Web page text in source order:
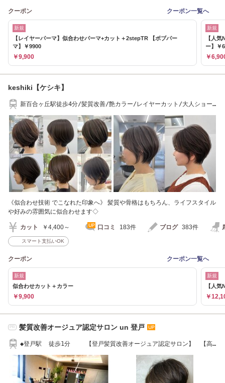
クーポン クーポン一覧へ
新規
【レイヤーパーマ】似合わせパーマ+カット＋2stepTR 【ボブパー
マ】￥9900
￥9,900
新規
【人
ー】￥
￥
keshiki【ケシキ】
新百合ヶ丘駅徒歩4分/髪質改善/艶カラー/レイヤーカット/大人ショー
《似合わせ技術 でこなれた印象へ》 髪質や骨格はもちろん、ライフスタイル
や好みの雰囲気に似合わせます◇
カット ￥4,400～ 口コミ 183件 ブログ 383件
スマート支払いOK
クーポン クーポン一覧へ
新規
似合わせカット＋カラー
￥9,900
新規
【人
￥
PR 髪質改善オージュア認定サロン un 登戸
◆登戸駅 徒歩1分 【登戸髪質改善オージュア認定サロン】 【高